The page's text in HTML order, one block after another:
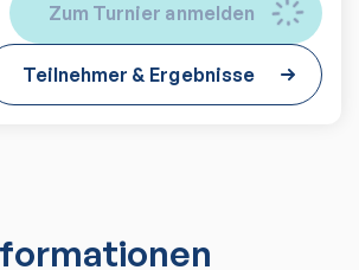
Zum Turnier anmelden
Teilnehmer & Ergebnisse